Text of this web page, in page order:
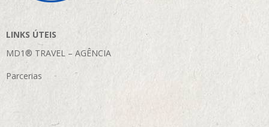
LINKS ÚTEIS
MD1® TRAVEL – AGÊNCIA
Parcerias